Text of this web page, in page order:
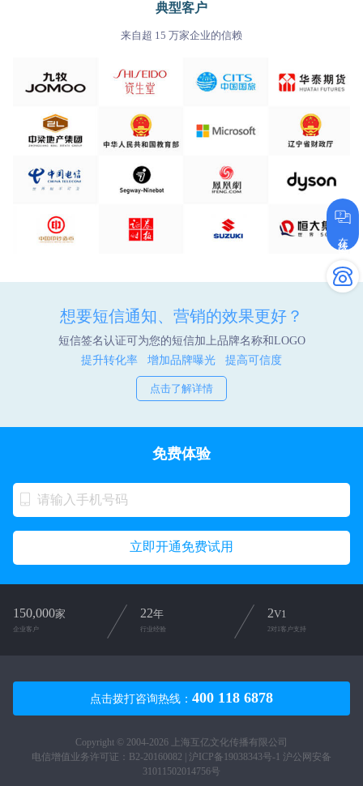
典型客户
来自超 15 万家企业的信赖
想要短信通知、营销的效果更好？
短信签名认证可为您的短信加上品牌名称和LOGO
提升转化率 增加品牌曝光 提高可信度
点击了解详情
在线咨询
免费体验
立即开通免费试用
150,000家
企业客户
22年
行业经验
2V1
2对1客户支持
点击拨打咨询热线： 400 118 6878
Copyright © 2004-2026 上海互亿文化传播有限公司
电信增值业务许可证：B2-20160082 | 沪ICP备19038343号-1 沪公网安备
31011502014756号